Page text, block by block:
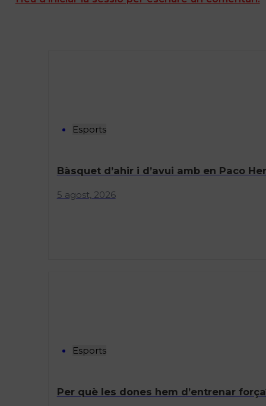
Esports
Bàsquet d’ahir i d’avui amb en Paco
5 agost, 2026
Esports
Per què les dones hem d’entrenar